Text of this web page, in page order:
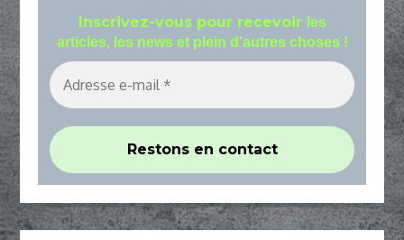
Inscrivez-vous pour recevoir les
articles, les news et plein d'autres choses !